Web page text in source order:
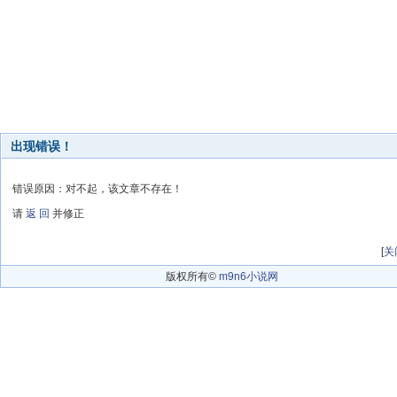
出现错误！
错误原因：对不起，该文章不存在！
请 返 回 并修正
[关
版权所有© m9n6小说网